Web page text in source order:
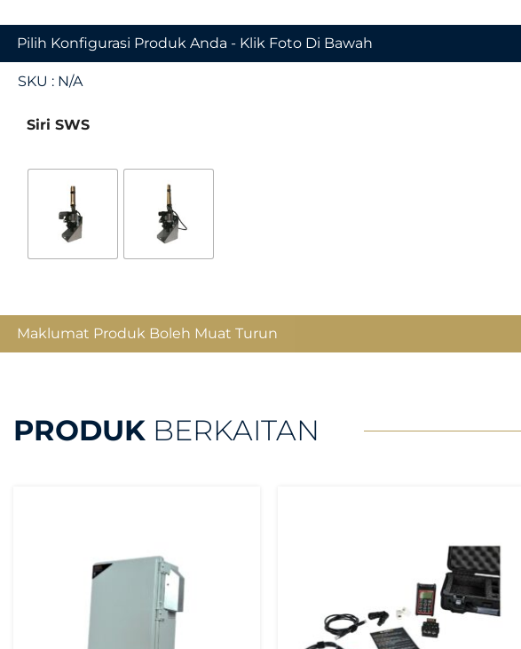
Pilih Konfigurasi Produk Anda - Klik Foto Di Bawah
SKU : N/A
Siri SWS
Maklumat Produk Boleh Muat Turun
PRODUK BERKAITAN